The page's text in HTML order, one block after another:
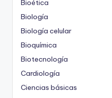
Bioética
Biología
Biología celular
Bioquímica
Biotecnología
Cardiología
Ciencias básicas